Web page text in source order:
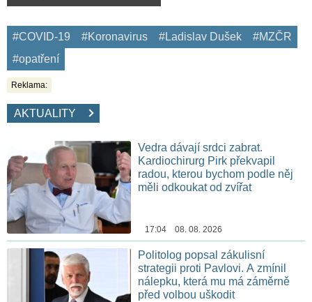
#COVID-19 #Koronavirus #Ladislav Dušek
#MZČR
#opatření
Reklama:
AKTUALITY
Vedra dávají srdci zabrat.
Kardiochirurg Pirk překvapil
radou, kterou bychom podle něj
měli odkoukat od zvířat
17:04 08. 08. 2026
Politolog popsal zákulisní
strategii proti Pavlovi. A zmínil
nálepku, která mu má záměrně
před volbou uškodit